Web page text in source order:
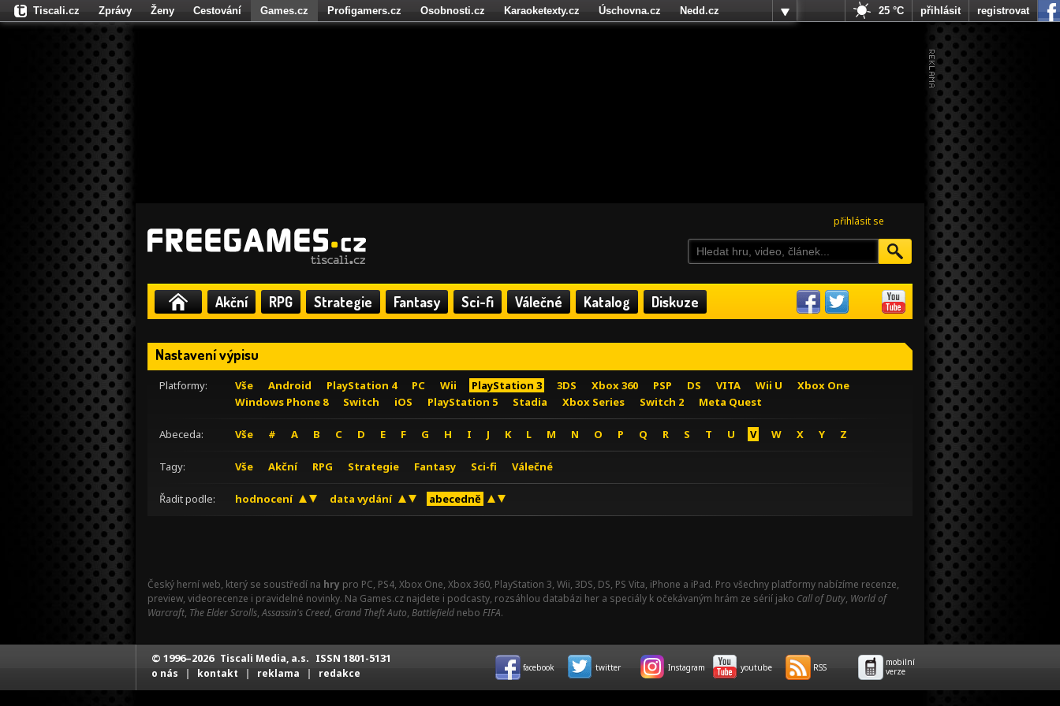
přihlásit se
Akční RPG Strategie Fantasy Sci-fi Válečné Katalog Diskuze
Nastavení výpisu
Platformy: Vše Android PlayStation 4 PC Wii PlayStation 3 3DS Xbox 360 PSP DS VITA Wii U
Xbox One
Windows Phone 8
Switch iOS PlayStation 5 Stadia Xbox Series Switch 2 Meta Quest
Abeceda: Vše # A B C D E F G H I J K L M N O P Q R S T U V W X Y Z
Tagy: Vše Akční RPG Strategie Fantasy Sci-fi Válečné
Řadit podle: hodnocení data vydání abecedně
Český herní web, který se soustředí na hry pro PC, PS4, Xbox One, Xbox 360, PlayStation 3, Wii, 3DS, DS, PS Vita, iPhone a iPad. Pro všechny platformy nabízíme recenze,
preview, videorecenze i pravidelné novinky. Na Games.cz najdete i podcasty, rozsáhlou databázi her a speciály k očekávaným hrám ze sérií jako Call of Duty, World of
Warcraft, The Elder Scrolls,Assassin's Creed, Grand Theft Auto, Battlefield nebo FIFA.
Tiscali.cz Zprávy Ženy Cestování Games.cz Profigamers.cz Osobnosti.cz Karaoketexty.cz Úschovna.cz
Nedd.cz
Fights.cz
25 °C přihlásit registrovat
© 1996–2026 Tiscali Media, a.s. ISSN 1801-5131
o nás | kontakt | reklama | redakce facebook twitter Instagram youtube RSS
mobilní
verze